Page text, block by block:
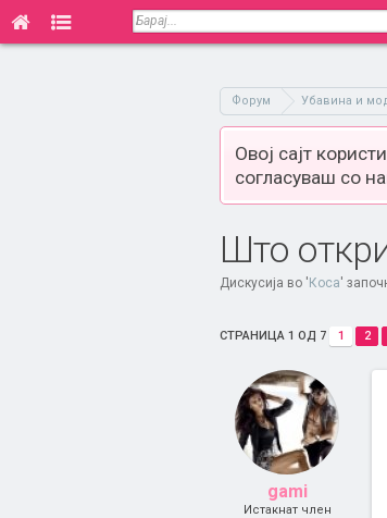
Форум Убавина и
Овој сајт
согласуваш со
Што
Дискусија во ' Коса'
СТРАНИЦА 1 ОД 7 1 2
gami
Истакнат член